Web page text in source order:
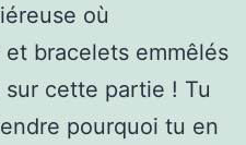
où
bracelets emmêlés
cette partie ! Tu
pourquoi tu en